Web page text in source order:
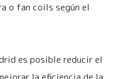
o fan coils según el
es posible reducir el